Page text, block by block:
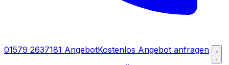
01579 2637181 AngebotKostenlos Angebot anfragen